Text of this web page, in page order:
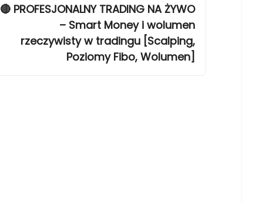
🔴 PROFESJONALNY TRADING NA ŻYWO
– Smart Money i wolumen
rzeczywisty w tradingu [Scalping,
Poziomy Fibo, Wolumen]